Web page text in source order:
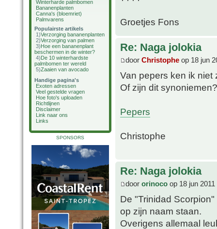
Winterharde palmbomen
Bananenplanten
Canna's (bloemriet)
Palmvarens
Populairste artikels
1)Verzorging bananenplanten
2)Verzorging van palmen
3)Hoe een bananenplant
beschermen in de winter?
4)De 10 winterhardste
palmbomen ter wereld
5)Zaaien van avocado
Handige pagina's
Exoten adressen
Veel gestelde vragen
Hoe foto's uploaden
Richtlijnen
Disclaimer
Link naar ons
Links
SPONSORS
Groetjes Fons
Re: Naga jolokia
door Christophe op 18 jun
Van pepers ken ik niet
Of zijn dit synoniemen?
Pepers
Christophe
Re: Naga jolokia
door orinoco op 18 jun 2011
De "Trinidad
op zijn naam staan.
Overigens allemaal